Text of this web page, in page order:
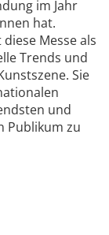
im Jahr
hat.
Messe als
Trends und
Sie
und
Publikum zu